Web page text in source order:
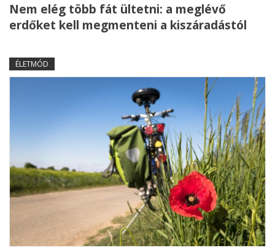
Nem elég több fát ültetni: a meglévő
erdőket kell megmenteni a kiszáradástól
ÉLETMÓD